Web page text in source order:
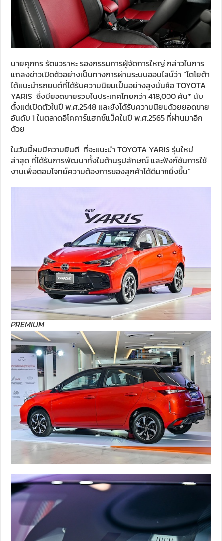
นายศุภกร รัตนวราหะ รองกรรมการผู้จัดการใหญ่ กล่าวในการ
แถลงข่าวเปิดตัวอย่างเป็นทางการผ่านระบบออนไลน์ว่า “โตโยต้า
ได้แนะนำรถยนต์ที่ได้รับความนิยมเป็นอย่างสูงนั่นคือ TOYOTA
YARIS ซึ่งมียอดขายรวมในประเทศไทยกว่า 418,000 คัน* นับ
ตั้งแต่เปิดตัวในปี พ.ศ.2548 และยังได้รับความนิยมด้วยยอดขาย
อันดับ 1 ในตลาดอีโคคาร์แฮทช์แบ็คในปี พ.ศ.2565 ที่ผ่านมาอีก
ด้วย
ในวันนี้ผมมีความยินดี ที่จะแนะนำ TOYOTA YARIS รุ่นใหม่
ล่าสุด ที่ได้รับการพัฒนาทั้งในด้านรูปลักษณ์ และฟังก์ชันการใช้
งานเพื่อตอบโจทย์ความต้องการของลูกค้าได้ดีมากยิ่งขึ้น”
PREMIUM